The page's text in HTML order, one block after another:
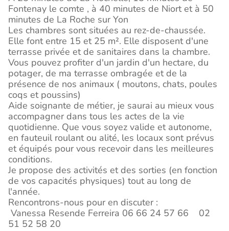
Fontenay le comte , à 40 minutes de Niort et à 50
minutes de La Roche sur Yon
Les chambres sont situées au rez-de-chaussée.
Elle font entre 15 et 25 m². Elle disposent d'une
terrasse privée et de sanitaires dans la chambre.
Vous pouvez profiter d'un jardin d'un hectare, du
potager, de ma terrasse ombragée et de la
présence de nos animaux ( moutons, chats, poules
coqs et poussins)
Aide soignante de métier, je saurai au mieux vous
accompagner dans tous les actes de la vie
quotidienne. Que vous soyez valide et autonome,
en fauteuil roulant ou alité, les locaux sont prévus
et équipés pour vous recevoir dans les meilleures
conditions.
Je propose des activités et des sorties (en fonction
de vos capacités physiques) tout au long de
l'année.
Rencontrons-nous pour en discuter :
Vanessa Resende Ferreira 06 66 24 57 66 02
51 52 58 20